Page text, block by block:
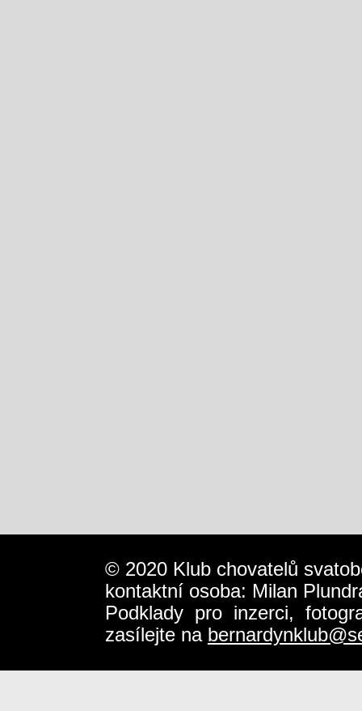
© 2020 Klub chovatelů
kontaktní osoba: Milan
Podklady pro inzerci,
zasílejte na